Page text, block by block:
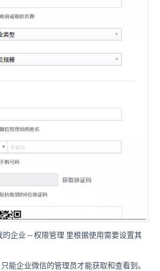
企业 -- 权限管理 里根据使用需要设置其
能企业微信的管理员才能获取和查看到。